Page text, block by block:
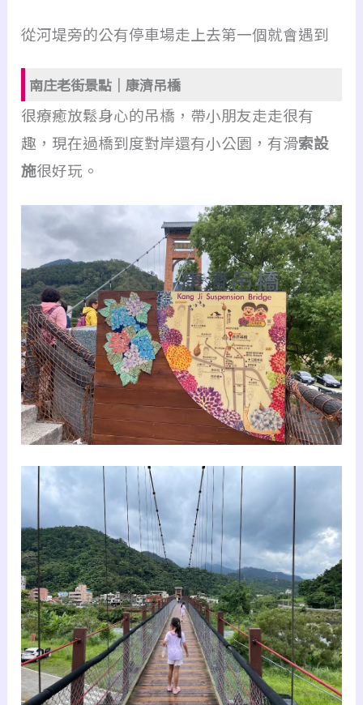
從河堤旁的公有停車場走上去第一個就會遇到
南庄老街景點｜康濟吊橋
很療癒放鬆身心的吊橋，帶小朋友走走很有
趣，現在過橋到度對岸還有小公園，有滑索設
施很好玩。